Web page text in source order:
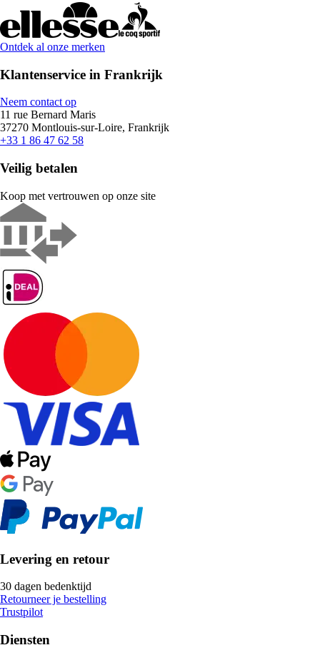
Ontdek al onze merken
Klantenservice in Frankrijk
Neem contact op
11 rue Bernard Maris
37270 Montlouis-sur-Loire, Frankrijk
+33 1 86 47 62 58
Veilig betalen
Koop met vertrouwen op onze site
Levering en retour
30 dagen bedenktijd
Retourneer je bestelling
Trustpilot
Diensten